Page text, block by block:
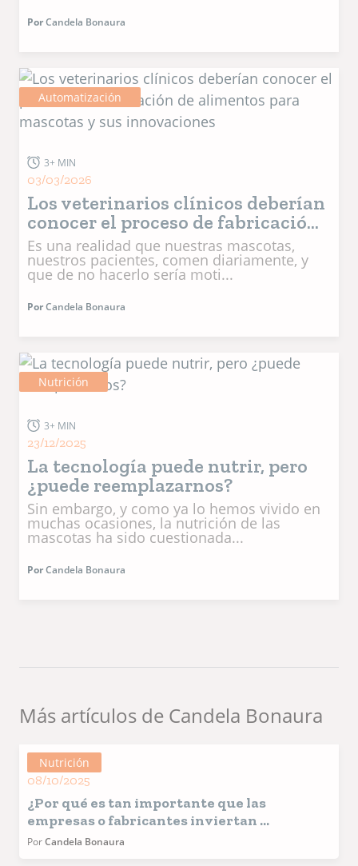
PorCandela Bonaura
Automatización
3+ MIN
03/03/2026
Los veterinarios clínicos deberían
conocer el proceso de fabricació...
Es una realidad que nuestras mascotas,
nuestros pacientes, comen diariamente, y
que de no hacerlo sería moti...
PorCandela Bonaura
Nutrición
3+ MIN
23/12/2025
La tecnología puede nutrir, pero
¿puede reemplazarnos?
Sin embargo, y como ya lo hemos vivido en
muchas ocasiones, la nutrición de las
mascotas ha sido cuestionada...
PorCandela Bonaura
Más artículos de Candela Bonaura
Nutrición
08/10/2025
¿Por qué es tan importante que las
empresas o fabricantes inviertan ...
PorCandela Bonaura